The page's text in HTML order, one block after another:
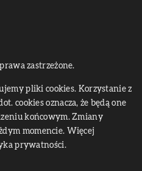
zastrzeżone.
pliki cookies. Korzystanie z
cookies oznacza, że będą one
końcowym. Zmiany
momencie. Więcej
prywatności.